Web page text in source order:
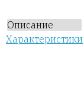
Описание
Характеристики